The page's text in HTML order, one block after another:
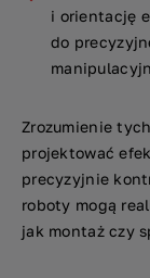
i orientację
do
Zrozumienie
projektować
precyzyjnie
roboty mogą
jak montaż czy